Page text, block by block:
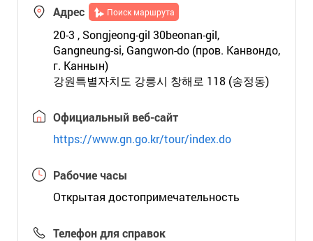
Адрес Поиск маршрута
20-3 , Songjeong-gil 30beonan-gil,
Gangneung-si, Gangwon-do (пров. Канвондо,
г. Каннын)
강원특별자치도 강릉시 창해로 118 (송정동)
Официальный веб-сайт
https://www.gn.go.kr/tour/index.do
Рабочие часы
Открытая достопримечательность
Телефон для справок